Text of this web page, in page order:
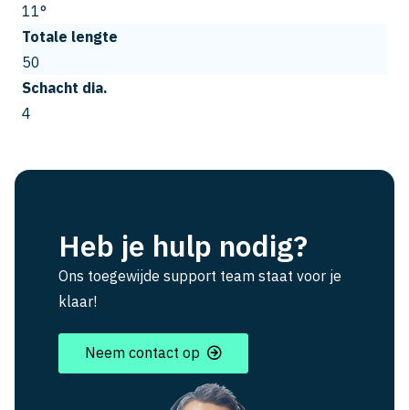
11°
Totale lengte
50
Schacht dia.
4
Heb je hulp nodig?
Ons toegewijde support team staat voor je
klaar!
Neem contact op